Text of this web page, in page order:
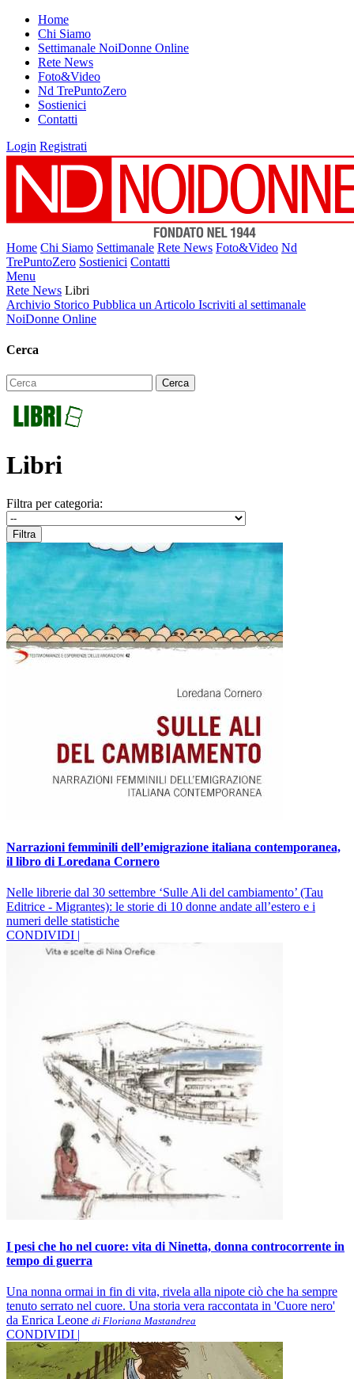
Home
Chi Siamo
Settimanale NoiDonne Online
Rete News
Foto&Video
Nd TrePuntoZero
Sostienici
Contatti
Login Registrati
Home Chi Siamo Settimanale Rete News Foto&Video Nd
TrePuntoZero Sostienici Contatti
Menu
Rete News Libri
Archivio Storico Pubblica un Articolo Iscriviti al settimanale
NoiDonne Online
Cerca
Libri
Filtra per categoria:
Narrazioni femminili dell’emigrazione italiana contemporanea,
il libro di Loredana Cornero
Nelle librerie dal 30 settembre ‘Sulle Ali del cambiamento’ (Tau
Editrice - Migrantes): le storie di 10 donne andate all’estero e i
numeri delle statistiche
CONDIVIDI |
I pesi che ho nel cuore: vita di Ninetta, donna controcorrente in
tempo di guerra
Una nonna ormai in fin di vita, rivela alla nipote ciò che ha sempre
tenuto serrato nel cuore. Una storia vera raccontata in 'Cuore nero'
da Enrica Leone di Floriana Mastandrea
CONDIVIDI |